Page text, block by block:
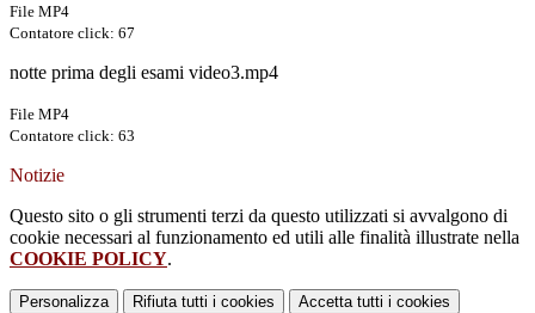
File MP4
Contatore click: 67
notte prima degli esami video3.mp4
File MP4
Contatore click: 63
Notizie
Questo sito o gli strumenti terzi da questo utilizzati si avvalgono di
cookie necessari al funzionamento ed utili alle finalità illustrate nella
COOKIE POLICY.
Personalizza Rifiuta tutti i cookies Accetta tutti i cookies